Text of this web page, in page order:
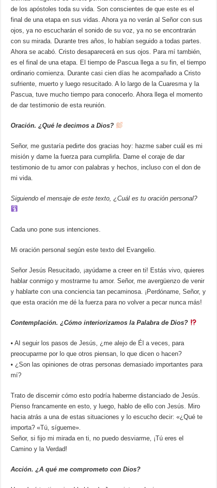
de los apóstoles toda su vida. Son conscientes de que este es el
final de una etapa en sus vidas. Ahora ya no verán al Señor con sus
ojos, ya no escucharán el sonido de su voz, ya no se encontrarán
con su mirada. Durante tres años, lo habían seguido a todas partes.
Ahora se acabó. Cristo desaparecerá en sus ojos. Para mí también,
es el final de una etapa. El tiempo de Pascua llega a su fin, el tiempo
ordinario comienza. Durante casi cien días he acompañado a Cristo
sufriente, muerto y luego resucitado. A lo largo de la Cuaresma y la
Pascua, tuve mucho tiempo para conocerlo. Ahora llega el momento
de dar testimonio de esta reunión.
Oración. ¿Qué le decimos a Dios?
Señor, me gustaría pedirte dos gracias hoy: hazme saber cuál es mi
misión y dame la fuerza para cumplirla. Dame el coraje de dar
testimonio de tu amor con palabras y hechos, incluso con el don de
mi vida.
Siguiendo el mensaje de este texto, ¿Cuál es tu oración personal?
Cada uno pone sus intenciones.
Mi oración personal según este texto del Evangelio.
Señor Jesús Resucitado, ¡ayúdame a creer en ti! Estás vivo, quieres
hablar conmigo y mostrarme tu amor. Señor, me avergüenzo de venir
y hablarte con una conciencia tan pecaminosa. ¡Perdóname, Señor, y
que esta oración me dé la fuerza para no volver a pecar nunca más!
Contemplación. ¿Cómo interiorizamos la Palabra de Dios?
• Al seguir los pasos de Jesús, ¿me alejo de Él a veces, para
preocuparme por lo que otros piensan, lo que dicen o hacen?
• ¿Son las opiniones de otras personas demasiado importantes para
mí?
Trato de discernir cómo esto podría haberme distanciado de Jesús.
Pienso francamente en esto, y luego, hablo de ello con Jesús. Miro
hacia atrás a una de estas situaciones y lo escucho decir: «¿Qué te
importa? «Tú, sígueme».
Señor, si fijo mi mirada en ti, no puedo desviarme, ¡Tú eres el
Camino y la Verdad!
Acción. ¿A qué me comprometo con Dios?